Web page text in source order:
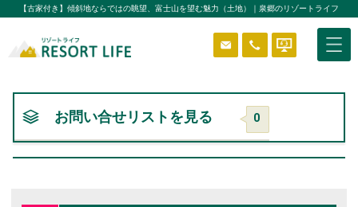
【古家付き】傾斜地ならではの眺望、富士山を望む魅力（土地）｜泉郷のリゾートライフ
物件を探す
お問い合せリストを見る 0